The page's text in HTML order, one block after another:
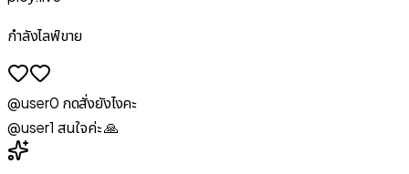
กำลังไลฟ์ขาย
@user0 กดสั่งยังไงคะ
@user1 สนใจค่ะ 🙏